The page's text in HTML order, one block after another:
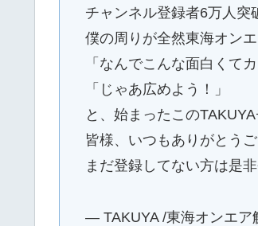
チャンネル登録者6万人突
僕の周りが全然東海オン
「なんでこんな面白くて
「じゃあ広めよう！」
と、始まったこの
皆様、いつもありがとうご
まだ登録してない方は是
— TAKUYA /東海オンエア